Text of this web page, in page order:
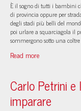
È il sogno di tutti i bambini
di provincia oppure per
degli stadi più belli del
poi urlare a squarciagola il
sommergono sotto una
Read more
Carlo Petrini
imparare